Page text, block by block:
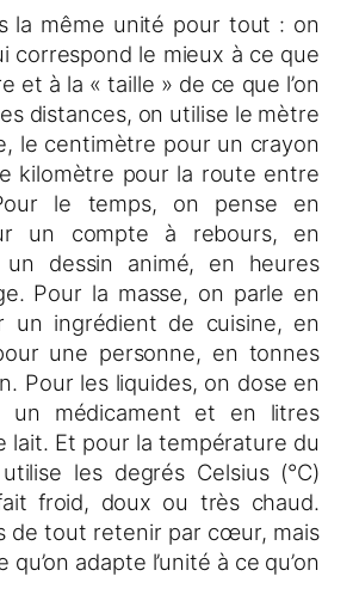
la même unité pour tout : on
correspond le mieux à ce que
et à la « taille » de ce que l’on
distances, on utilise le mètre
le centimètre pour un crayon
kilomètre pour la route entre
le temps, on pense en
un compte à rebours, en
dessin animé, en heures
Pour la masse, on parle en
un ingrédient de cuisine, en
une personne, en tonnes
Pour les liquides, on dose en
un médicament et en litres
lait. Et pour la température du
les degrés Celsius (°C)
froid, doux ou très chaud.
de tout retenir par cœur, mais
adapte l’unité à ce qu’on